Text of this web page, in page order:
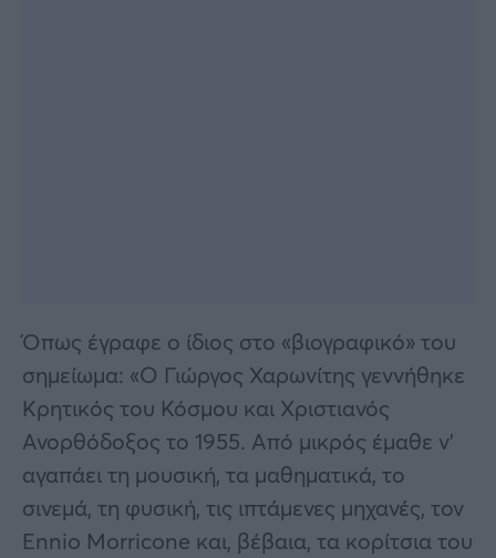
Όπως έγραφε ο ίδιος στο «βιογραφικό» του
σημείωμα: «Ο Γιώργος Χαρωνίτης γεννήθηκε
Κρητικός του Κόσμου και Χριστιανός
Ανορθόδοξος το 1955. Από μικρός έμαθε ν’
αγαπάει τη μουσική, τα μαθηματικά, το
σινεμά, τη φυσική, τις ιπτάμενες μηχανές, τον
Ennio Morricone και, βέβαια, τα κορίτσια του